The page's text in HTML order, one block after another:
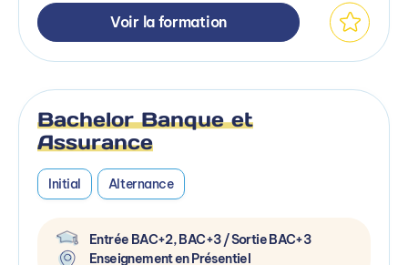
Voir la formation
Bachelor Banque et
Assurance
Initial Alternance
Entrée BAC+2, BAC+3 / Sortie BAC+3
Enseignement en Présentiel